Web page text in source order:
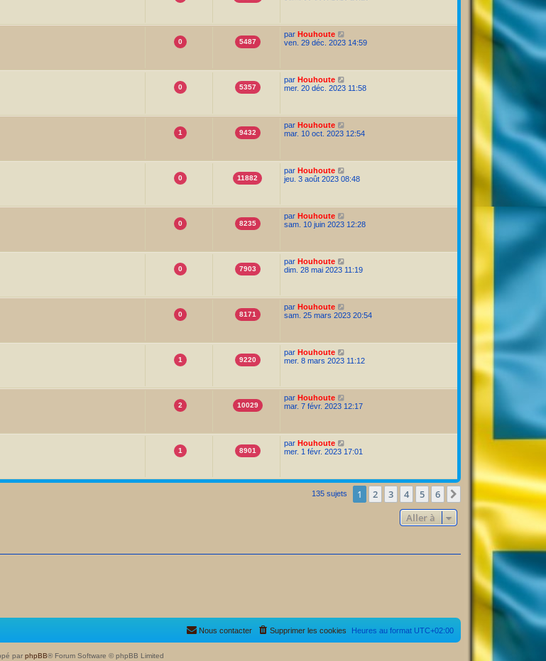
0 5487
par Houhoute
ven. 29 déc. 2023 14:59
0 5357
par Houhoute
mer. 20 déc. 2023 11:58
1 9432
par Houhoute
mar. 10 oct. 2023 12:54
0 11882
par Houhoute
jeu. 3 août 2023 08:48
0 8235
par Houhoute
sam. 10 juin 2023 12:28
0 7903
par Houhoute
dim. 28 mai 2023 11:19
0 8171
par Houhoute
sam. 25 mars 2023 20:54
1 9220
par Houhoute
mer. 8 mars 2023 11:12
2 10029
par Houhoute
mar. 7 févr. 2023 12:17
1 8901
par Houhoute
mer. 1 févr. 2023 17:01
135 sujets 1 2 3 4 5 6
Aller à
Heures au format UTC+02:00
Supprimer les cookies
Nous contacter
par phpBB® Forum Software © phpBB Limited